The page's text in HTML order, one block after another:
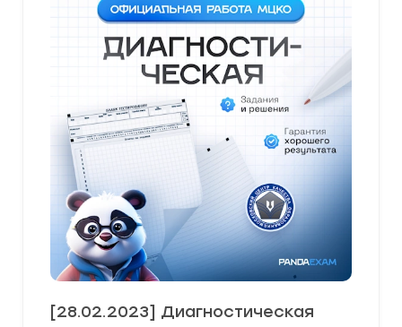
[28.02.2023] Диагностическая